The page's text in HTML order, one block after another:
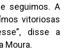
seguimos. A
vitoriosas
disse a
Moura.